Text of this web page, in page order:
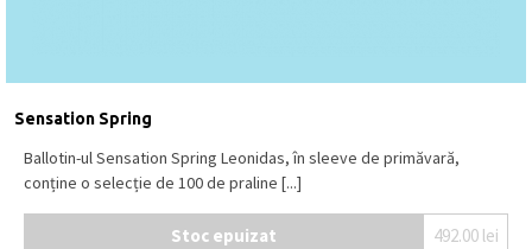
Sensation Spring
Ballotin-ul Sensation Spring Leonidas, în sleeve de primăvară,
conține o selecție de 100 de praline [...]
Stoc epuizat 492.00 lei